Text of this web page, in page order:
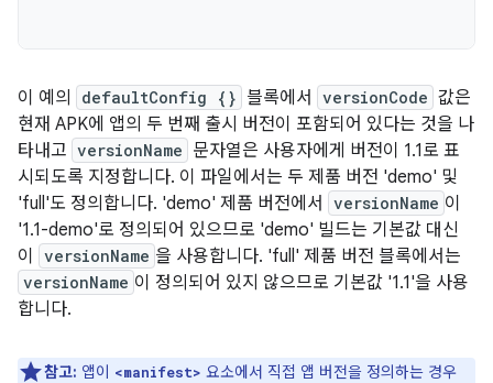
이 예의 defaultConfig {} 블록에서 versionCode 값은
현재 APK에 앱의 두 번째 출시 버전이 포함되어 있다는 것을 나
타내고 versionName 문자열은 사용자에게 버전이 1.1로 표
시되도록 지정합니다. 이 파일에서는 두 제품 버전 'demo' 및
'full'도 정의합니다. 'demo' 제품 버전에서
versionName 이
'1.1-demo'로 정의되어 있으므로 'demo' 빌드는 기본값 대신
이
versionName 을 사용합니다. 'full' 제품 버전 블록에서는
versionName 이 정의되어 있지 않으므로 기본값 '1.1'을 사용
합니다.
참고: 앱이 <manifest> 요소에서 직접 앱 버전을 정의하는 경우